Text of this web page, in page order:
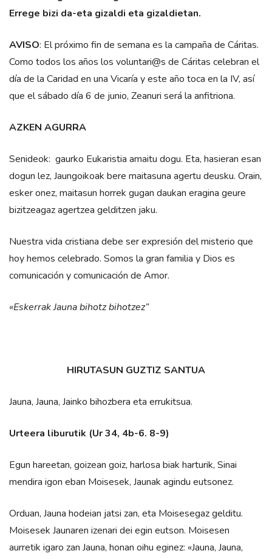
Errege bizi da-eta gizaldi eta gizaldietan.
AVISO: El próximo fin de semana es la campaña de Cáritas.
Como todos los años los voluntari@s de Cáritas celebran el
día de la Caridad en una Vicaría y este año toca en la IV, así
que el sábado día 6 de junio, Zeanuri será la anfitriona.
AZKEN AGURRA
Senideok: gaurko Eukaristia amaitu dogu. Eta, hasieran esan
dogun lez, Jaungoikoak bere maitasuna agertu deusku. Orain,
esker onez, maitasun horrek gugan daukan eragina geure
bizitzeagaz agertzea gelditzen jaku.
Nuestra vida cristiana debe ser expresión del misterio que
hoy hemos celebrado. Somos la gran familia y Dios es
comunicación y comunicación de Amor.
«Eskerrak Jauna bihotz bihotzez”
HIRUTASUN GUZTIZ SANTUA
Jauna, Jauna, Jainko bihozbera eta errukitsua.
Urteera liburutik (Ur 34, 4b-6. 8-9)
Egun hareetan, goizean goiz, harlosa biak harturik, Sinai
mendira igon eban Moisesek, Jaunak agindu eutsonez.
Orduan, Jauna hodeian jatsi zan, eta Moisesegaz gelditu.
Moisesek Jaunaren izenari dei egin eutson. Moisesen
aurretik igaro zan Jauna, honan oihu eginez: «Jauna, Jauna,